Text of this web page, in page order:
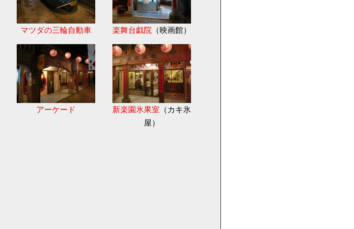
マツダの三輪自動車 楽舞台戯院 （映画館）
アーケード 新楽園氷果室 （カキ氷
屋）